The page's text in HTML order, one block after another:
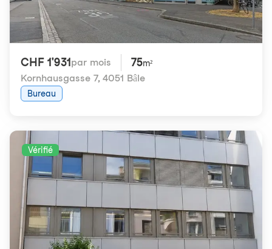
CHF 1'931 par mois 75m²
Kornhausgasse 7, 4051 Bâle
Bureau
Vérifié